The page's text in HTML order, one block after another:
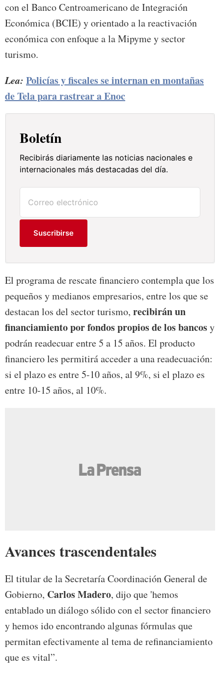
con el Banco Centroamericano de Integración
Económica (BCIE) y orientado a la reactivación
económica con enfoque a la Mipyme y sector
turismo.
Lea: Policías y fiscales se internan en montañas
de Tela para rastrear a Enoc
Boletín
Recibirás diariamente las noticias nacionales e
internacionales más destacadas del día.
Suscribirse
El programa de rescate financiero contempla que los
pequeños y medianos empresarios, entre los que se
destacan los del sector turismo, recibirán un
financiamiento por fondos propios de los bancosy
podrán readecuar entre 5 a 15 años. El producto
financiero les permitirá acceder a una readecuación:
si el plazo es entre 5-10 años, al 9%, si el plazo es
entre 10-15 años, al 10%.
Avances trascendentales
El titular de la Secretaría Coordinación General de
Gobierno, Carlos Madero, dijo que 'hemos
entablado un diálogo sólido con el sector financiero
y hemos ido encontrando algunas fórmulas que
permitan efectivamente al tema de refinanciamiento
que es vital”.